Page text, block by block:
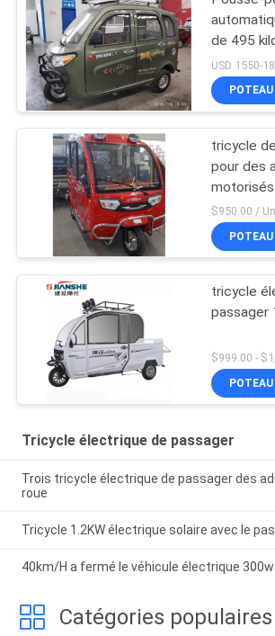
de 495
tricycle
pour des
motorisés
$950.00 /
tricycle
passager
Tricycle électrique de passager
Trois tricycle électrique de passager des
roue
Tricycle 1.2KW électrique solaire avec le
40km/H a fermé le véhicule électrique
Catégories populaires